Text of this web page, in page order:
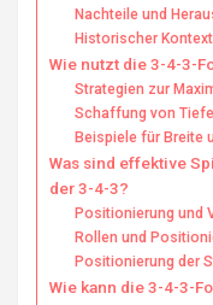
Nachteile und
Historischer
Wie nutzt die 3-4-3-
Strategien zur
Schaffung von
Beispiele für Breite
Was sind effektive
der 3-4-3?
Positionierung und
Rollen und
Positionierung der
Wie kann die 3-4-3-